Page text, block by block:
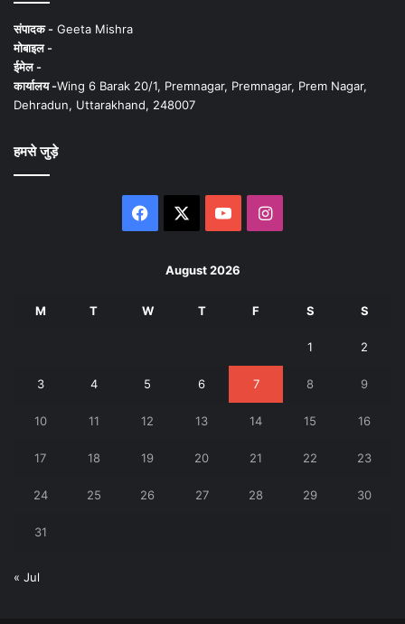
संपादक - Geeta Mishra
मोबाइल -
ईमेल -
कार्यालय -Wing 6 Barak 20/1, Premnagar, Premnagar, Prem Nagar,
Dehradun, Uttarakhand, 248007
हमसे जुड़े
Facebook YouTubeInstagram
August 2026
M T W T F S S
1 2
3 4 5 6 7 8 9
10 11 12 13 14 15 16
17 18 19 20 21 22 23
24 25 26 27 28 29 30
31
« Jul